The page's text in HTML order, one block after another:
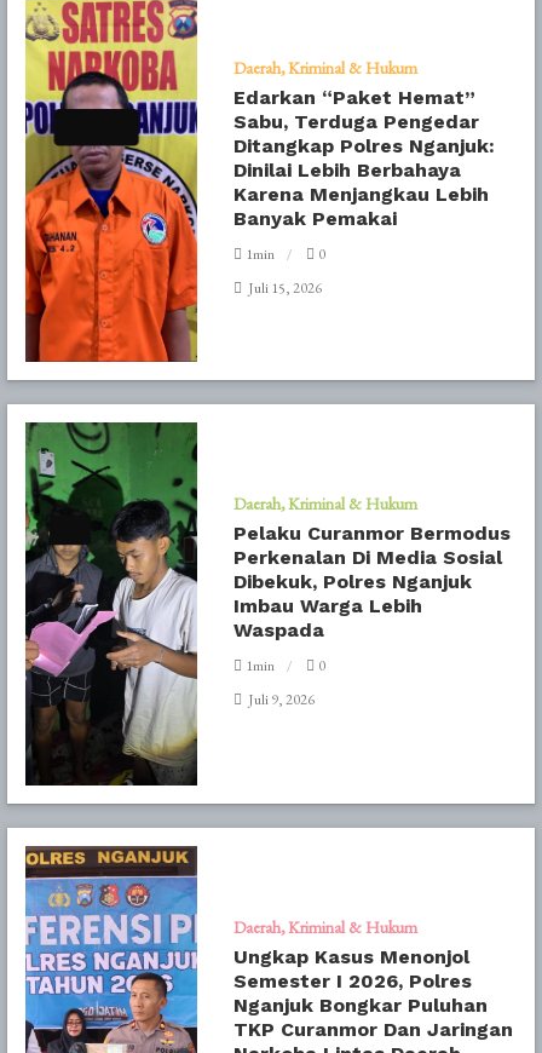
Daerah Kriminal & Hukum
Edarkan “Paket Hemat”
Sabu, Terduga Pengedar
Ditangkap Polres Nganjuk:
Dinilai Lebih Berbahaya
Karena Menjangkau Lebih
Banyak Pemakai
1min
0
Juli 15, 2026
Daerah Kriminal & Hukum
Pelaku Curanmor Bermodus
Perkenalan Di Media Sosial
Dibekuk, Polres Nganjuk
Imbau Warga Lebih
Waspada
1min
0
Juli 9, 2026
Daerah Kriminal & Hukum
Ungkap Kasus Menonjol
Semester I 2026, Polres
Nganjuk Bongkar Puluhan
TKP Curanmor Dan Jaringan